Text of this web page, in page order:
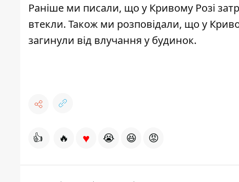
Раніше ми писали, що у Кривому Розі
втекли. Також ми розповідали, що у
загинули від влучання у будинок.
👍 🔥 ♥ 😭 😆 😡